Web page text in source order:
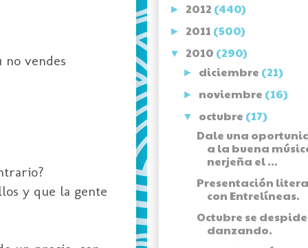
no vendes
y que la gente
► 2012 (440)
► 2011 (500)
▼ 2010 (290)
► diciembre (21)
► noviembre (16)
▼ octubre (17)
Dale una
a la buena
nerjeña el ...
Presentación
con Entrelíneas.
Octubre se despide
danzando.